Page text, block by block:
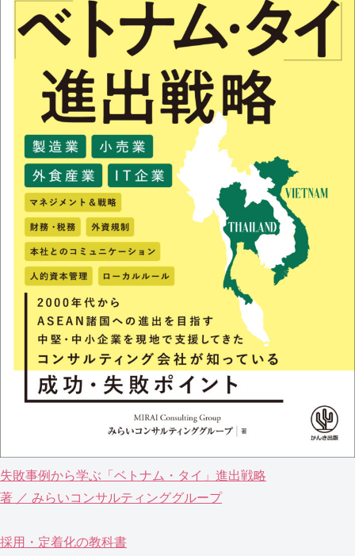
失敗事例から学ぶ「ベトナム・タイ」進出戦略
著 ／ みらいコンサルティンググループ
採用・定着化の教科書